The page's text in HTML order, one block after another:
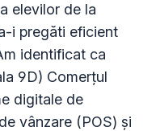
elevilor de la
i pregăti eficient
identificat ca
9D) Comerțul
digitale de
vânzare (POS) și